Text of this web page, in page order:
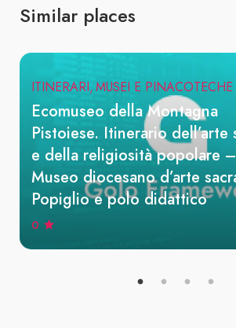
Similar places
ITINERARI MUSEI E PINACOTECHE
Ecomuseo della Montagna
Pistoiese. Itinerario dell’arte
e della religiosità popolare –
Museo diocesano d’arte
Popiglio e polo didattico
0